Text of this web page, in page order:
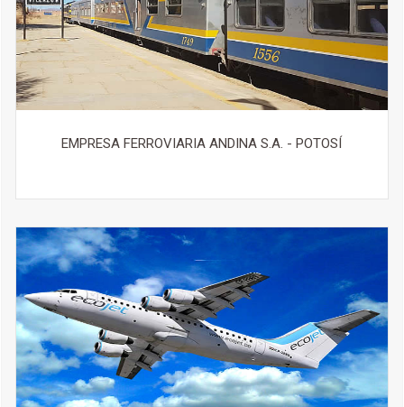
EMPRESA FERROVIARIA ANDINA S.A. - POTOSÍ